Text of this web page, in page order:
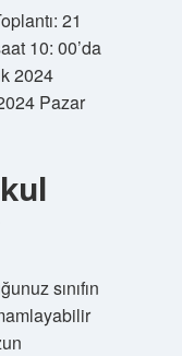
21
10: 00’da
2024
Pazar
sınıfın